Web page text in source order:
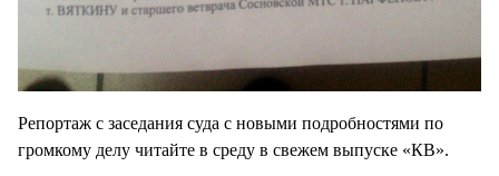
Репортаж с заседания суда с новыми подробностями по
громкому делу читайте в среду в свежем выпуске «КВ».